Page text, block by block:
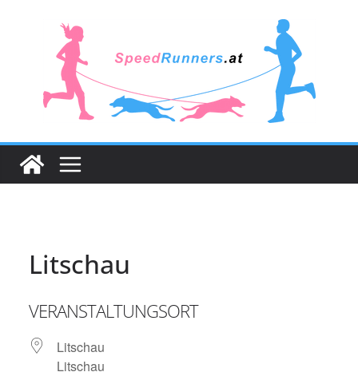
Litschau
VERANSTALTUNGSORT
Litschau
Litschau